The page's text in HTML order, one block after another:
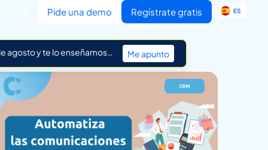
Pide una demo Regístrate gratis ES
IT
agosto y te lo enseñamos… Me apunto